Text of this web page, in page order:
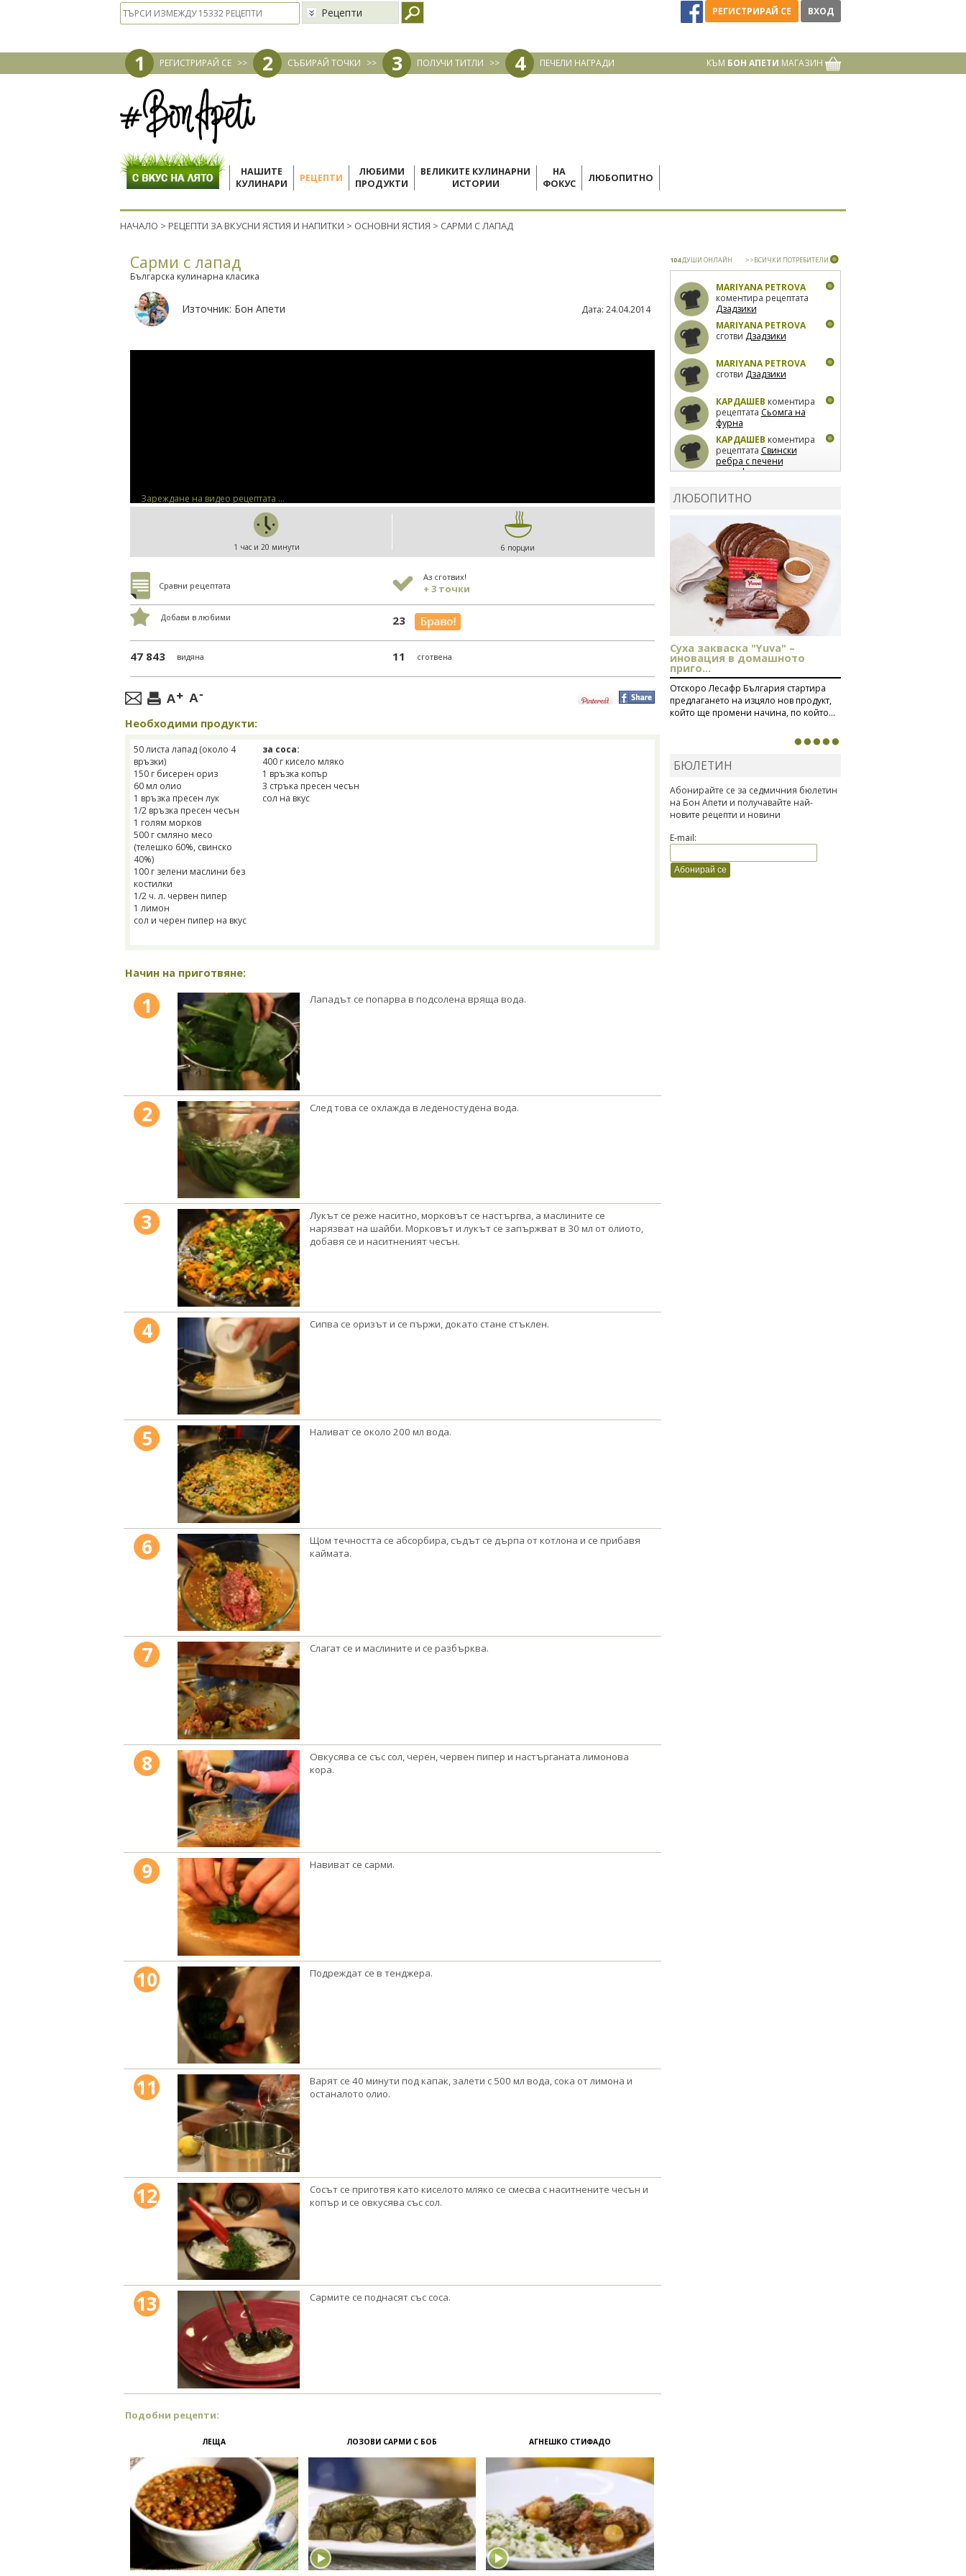
Рецепти РЕГИСТРИРАЙ СЕ ВХОД
1 РЕГИСТРИРАЙ СЕ >> 2 СЪБИРАЙ ТОЧКИ >> 3 ПОЛУЧИ ТИТЛИ >> 4 ПЕЧЕЛИ НАГРАДИ КЪМ БОН АПЕТИ МАГАЗИН
НАШИТЕ
КУЛИНАРИ
РЕЦЕПТИ
ЛЮБИМИ
ПРОДУКТИ
ВЕЛИКИТЕ КУЛИНАРНИ
ИСТОРИИ
НА
ФОКУС
ЛЮБОПИТНО
НАЧАЛО > РЕЦЕПТИ ЗА ВКУСНИ ЯСТИЯ И НАПИТКИ > ОСНОВНИ ЯСТИЯ > САРМИ С ЛАПАД
Сарми с лапад
Българска кулинарна класика
Източник: Бон Апети Дата: 24.04.2014
Зареждане на видео рецептата ...
1 час и 20 минути 6 порции
Сравни рецептата
Аз сготвих!
+ 3 точки
Добави в любими 23
47 843 видяна 11 сготвена
Необходими продукти:
50 листа лапад (около 4
връзки)
150 г бисерен ориз
60 мл олио
1 връзка пресен лук
1/2 връзка пресен чесън
1 голям морков
500 г смляно месо
(телешко 60%, свинско
40%)
100 г зелени маслини без
костилки
1/2 ч. л. червен пипер
1 лимон
сол и черен пипер на вкус
за соса:
400 г кисело мляко
1 връзка копър
3 стръка пресен чесън
сол на вкус
Начин на приготвяне:
1 Лападът се попарва в подсолена вряща вода.
2 След това се охлажда в леденостудена вода.
3
Лукът се реже наситно, морковът се настъргва, а маслините се
нарязват на шайби. Морковът и лукът се запържват в 30 мл от олиото,
добавя се и наситненият чесън.
4 Сипва се оризът и се пържи, докато стане стъклен.
5 Наливат се около 200 мл вода.
6
Щом течността се абсорбира, съдът се дърпа от котлона и се прибавя
каймата.
7 Слагат се и маслините и се разбърква.
8
Овкусява се със сол, черен, червен пипер и настърганата лимонова
кора.
9 Навиват се сарми.
10 Подреждат се в тенджера.
11
Варят се 40 минути под капак, залети с 500 мл вода, сока от лимона и
останалото олио.
12
Сосът се приготвя като киселото мляко се смесва с наситнените чесън и
копър и се овкусява със сол.
13 Сармите се поднасят със соса.
Подобни рецепти:
ЛЕЩА ЛОЗОВИ САРМИ С БОБ АГНЕШКО СТИФАДО
104ДУШИ ОНЛАЙН >>ВСИЧКИ ПОТРЕБИТЕЛИ
MARIYANA PETROVA
коментира рецептата
Дзадзики
MARIYANA PETROVA
сготви Дзадзики
MARIYANA PETROVA
сготви Дзадзики
КАРДАШЕВ коментира
рецептата Сьомга на
фурна
КАРДАШЕВ коментира
рецептата Свински
ребра с печени
картофи
лимон
коментира рецептата
Киноа със зеленчуци
ЛЮБОПИТНО
Суха закваска "Yuva" –
иновация в домашното
приго...
Отскоро Лесафр България стартира
предлагането на изцяло нов продукт,
който ще промени начина, по който...
БЮЛЕТИН
Абонирайте се за седмичния бюлетин
на Бон Апети и получавайте най-
новите рецепти и новини
E-mail: